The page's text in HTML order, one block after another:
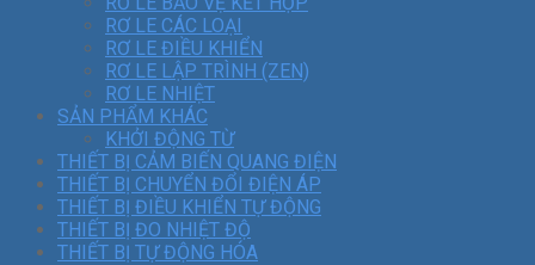
RƠ LE CÁC LOẠI
RƠ LE ĐIỀU KHIỂN
RƠ LE LẬP TRÌNH (ZEN)
RƠ LE NHIỆT
SẢN PHẨM KHÁC
KHỞI ĐỘNG TỪ
THIẾT BỊ CẢM BIẾN QUANG ĐIỆN
THIẾT BỊ CHUYỂN ĐỔI ĐIỆN ÁP
THIẾT BỊ ĐIỀU KHIỂN TỰ ĐỘNG
THIẾT BỊ ĐO NHIỆT ĐỘ
THIẾT BỊ TỰ ĐỘNG HÓA